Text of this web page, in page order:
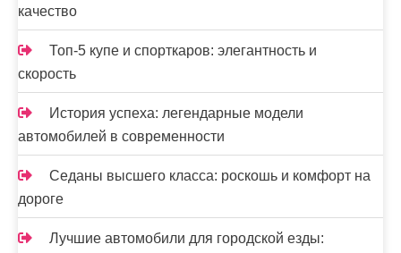
качество
Топ-5 купе и спорткаров: элегантность и
скорость
История успеха: легендарные модели
автомобилей в современности
Седаны высшего класса: роскошь и комфорт на
дороге
Лучшие автомобили для городской езды: